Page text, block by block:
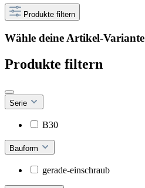
Produkte filtern
Wähle deine Artikel-Variante
Produkte filtern
Serie
B30
Bauform
gerade-einschraub